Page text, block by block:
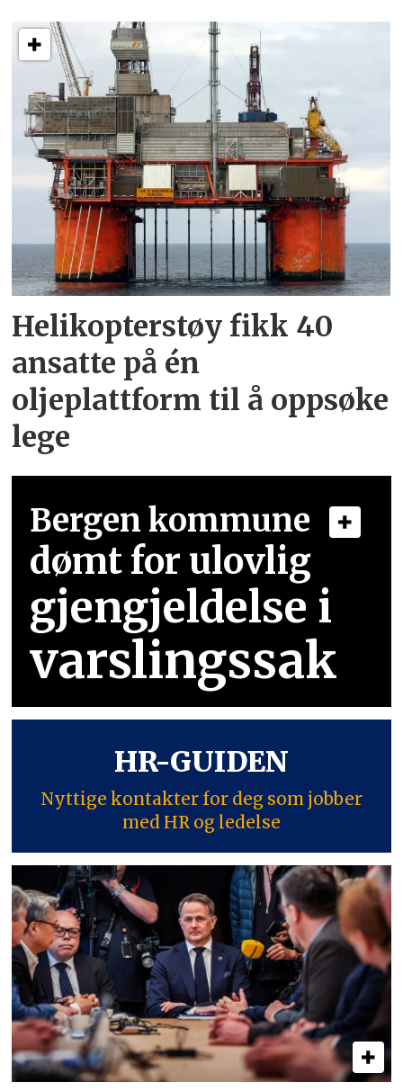
Helikopterstøy fikk 40
ansatte på én
oljeplattform til å oppsøke
lege
Bergen kommune
dømt for ulovlig
gjengjeldelse i
varslingssak
HR-GUIDEN
Nyttige kontakter for deg som jobber
med HR og ledelse